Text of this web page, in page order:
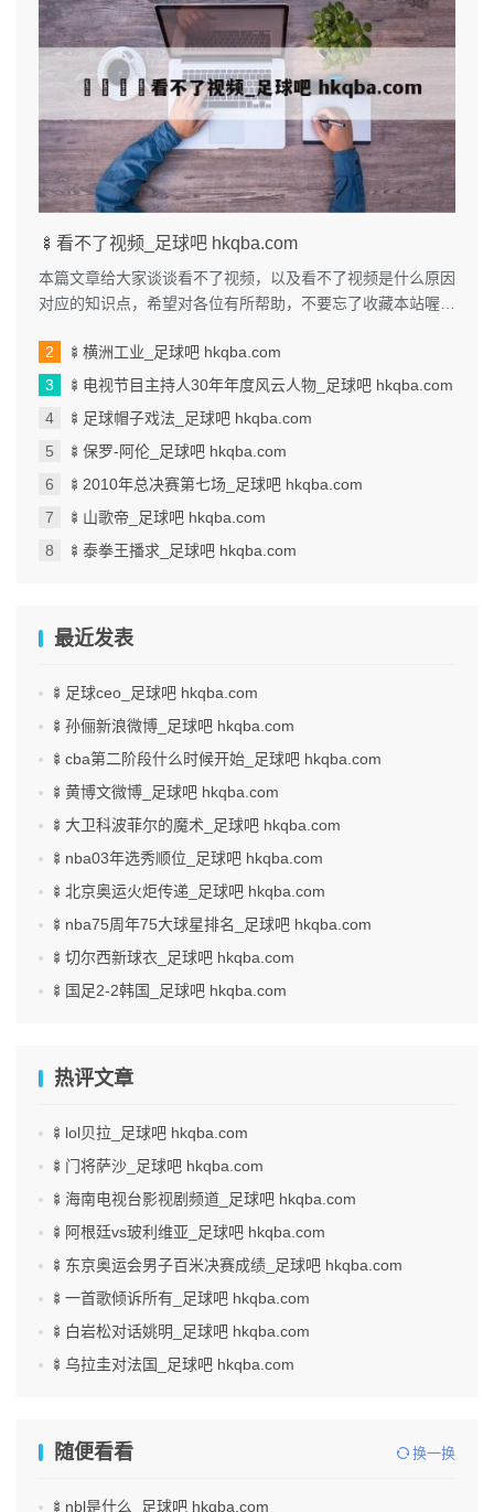
🍢看不了视频_足球吧 hkqba.com
本篇文章给大家谈谈看不了视频，以及看不了视频是什么原因
对应的知识点，希望对各位有所帮助，不要忘了收藏本站喔。
🍢横洲工业_足球吧 hkqba.com
🍢电视节目主持人30年年度风云人物_足球吧 hkqba.com
🍢足球帽子戏法_足球吧 hkqba.com
🍢保罗-阿伦_足球吧 hkqba.com
🍢2010年总决赛第七场_足球吧 hkqba.com
🍢山歌帝_足球吧 hkqba.com
🍢泰拳王播求_足球吧 hkqba.com
最近发表
🍢足球ceo_足球吧 hkqba.com
🍢孙俪新浪微博_足球吧 hkqba.com
🍢cba第二阶段什么时候开始_足球吧 hkqba.com
🍢黄博文微博_足球吧 hkqba.com
🍢大卫科波菲尔的魔术_足球吧 hkqba.com
🍢nba03年选秀顺位_足球吧 hkqba.com
🍢北京奥运火炬传递_足球吧 hkqba.com
🍢nba75周年75大球星排名_足球吧 hkqba.com
🍢切尔西新球衣_足球吧 hkqba.com
🍢国足2-2韩国_足球吧 hkqba.com
热评文章
🍢lol贝拉_足球吧 hkqba.com
🍢门将萨沙_足球吧 hkqba.com
🍢海南电视台影视剧频道_足球吧 hkqba.com
🍢阿根廷vs玻利维亚_足球吧 hkqba.com
🍢东京奥运会男子百米决赛成绩_足球吧 hkqba.com
🍢一首歌倾诉所有_足球吧 hkqba.com
🍢白岩松对话姚明_足球吧 hkqba.com
🍢乌拉圭对法国_足球吧 hkqba.com
随便看看 换一换
🍢nbl是什么_足球吧 hkqba.com